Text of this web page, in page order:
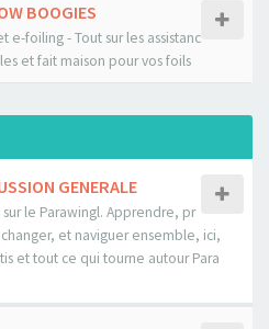
BOOGIES
e-foiling - Tout sur les assistanc
et fait maison pour vos foils
GENERALE
sur le Parawingl. Apprendre, pr
et naviguer ensemble, ici,
et tout ce qui tourne autour Para